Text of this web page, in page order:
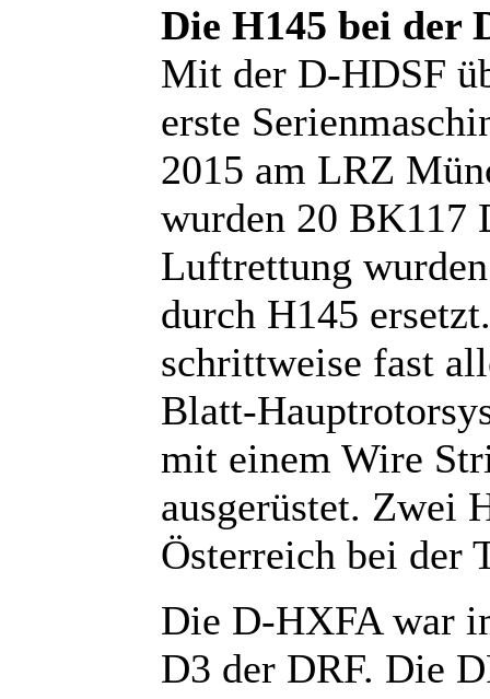
Die H145 bei der
Mit der D-HDSF
erste
2015 am LRZ
wurden 20 BK117
Luftrettung
durch H145
schrittweise fast
Blatt-
mit einem Wire
ausgerüstet. Zwei
Österreich bei der
Die D-HXFA war
D3 der DRF. Die